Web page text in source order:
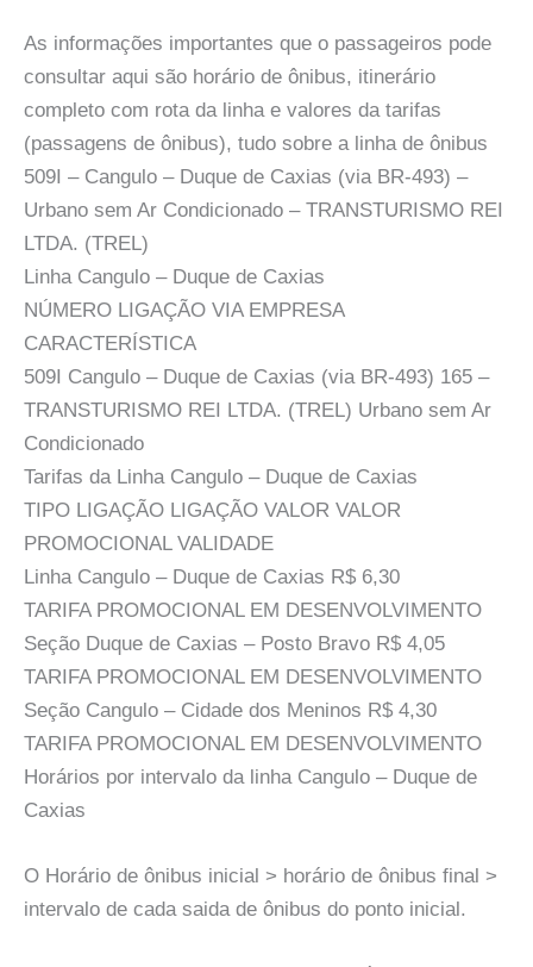
As informações importantes que o passageiros pode
consultar aqui são horário de ônibus, itinerário
completo com rota da linha e valores da tarifas
(passagens de ônibus), tudo sobre a linha de ônibus
509I – Cangulo – Duque de Caxias (via BR-493) –
Urbano sem Ar Condicionado – TRANSTURISMO REI
LTDA. (TREL)
Linha Cangulo – Duque de Caxias
NÚMERO LIGAÇÃO VIA EMPRESA
CARACTERÍSTICA
509I Cangulo – Duque de Caxias (via BR-493) 165 –
TRANSTURISMO REI LTDA. (TREL) Urbano sem Ar
Condicionado
Tarifas da Linha Cangulo – Duque de Caxias
TIPO LIGAÇÃO LIGAÇÃO VALOR VALOR
PROMOCIONAL VALIDADE
Linha Cangulo – Duque de Caxias R$ 6,30
TARIFA PROMOCIONAL EM DESENVOLVIMENTO
Seção Duque de Caxias – Posto Bravo R$ 4,05
TARIFA PROMOCIONAL EM DESENVOLVIMENTO
Seção Cangulo – Cidade dos Meninos R$ 4,30
TARIFA PROMOCIONAL EM DESENVOLVIMENTO
Horários por intervalo da linha Cangulo – Duque de
Caxias
O Horário de ônibus inicial > horário de ônibus final >
intervalo de cada saida de ônibus do ponto inicial.